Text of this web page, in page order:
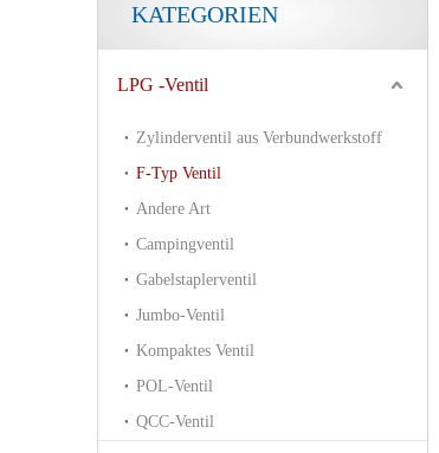
KATEGORIEN
LPG -Ventil
Zylinderventil aus Verbundwerkstoff
F-Typ Ventil
Andere Art
Campingventil
Gabelstaplerventil
Jumbo-Ventil
Kompaktes Ventil
POL-Ventil
QCC-Ventil